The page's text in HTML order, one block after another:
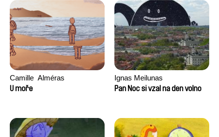
Camille​ ​ ​Alméras
U moře
Ignas Meilunas
Pan Noc si vzal na den volno